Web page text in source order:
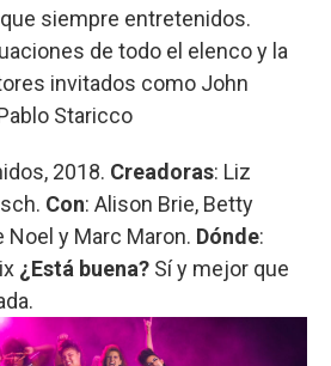
siempre entretenidos.
de todo el elenco y la
invitados como John
Staricco
2018. Creadoras: Liz
Con: Alison Brie, Betty
Noel y Marc Maron. Dónde:
¿Está buena? Sí y mejor que